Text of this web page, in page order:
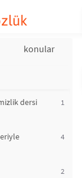
konular
dersi
1
4
2